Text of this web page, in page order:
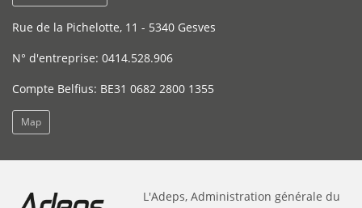
Rue de la Pichelotte, 11 - 5340 Gesves
N° d'entreprise: 0414.528.906
Compte Belfius: BE31 0682 2800 1355
Map
L'Adeps, Administration générale du